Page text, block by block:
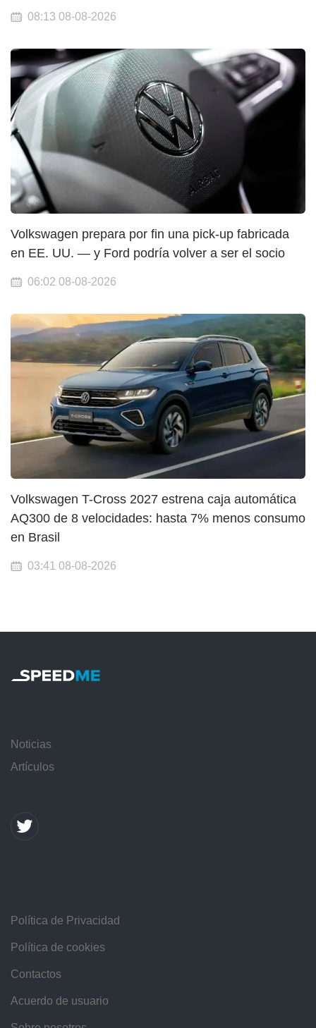
08:13 08-08-2026
Volkswagen prepara por fin una pick-up fabricada
en EE. UU. — y Ford podría volver a ser el socio
06:02 08-08-2026
Volkswagen T-Cross 2027 estrena caja automática
AQ300 de 8 velocidades: hasta 7% menos consumo
en Brasil
03:41 08-08-2026
Noticias
Artículos
Política de Privacidad
Política de cookies
Contactos
Acuerdo de usuario